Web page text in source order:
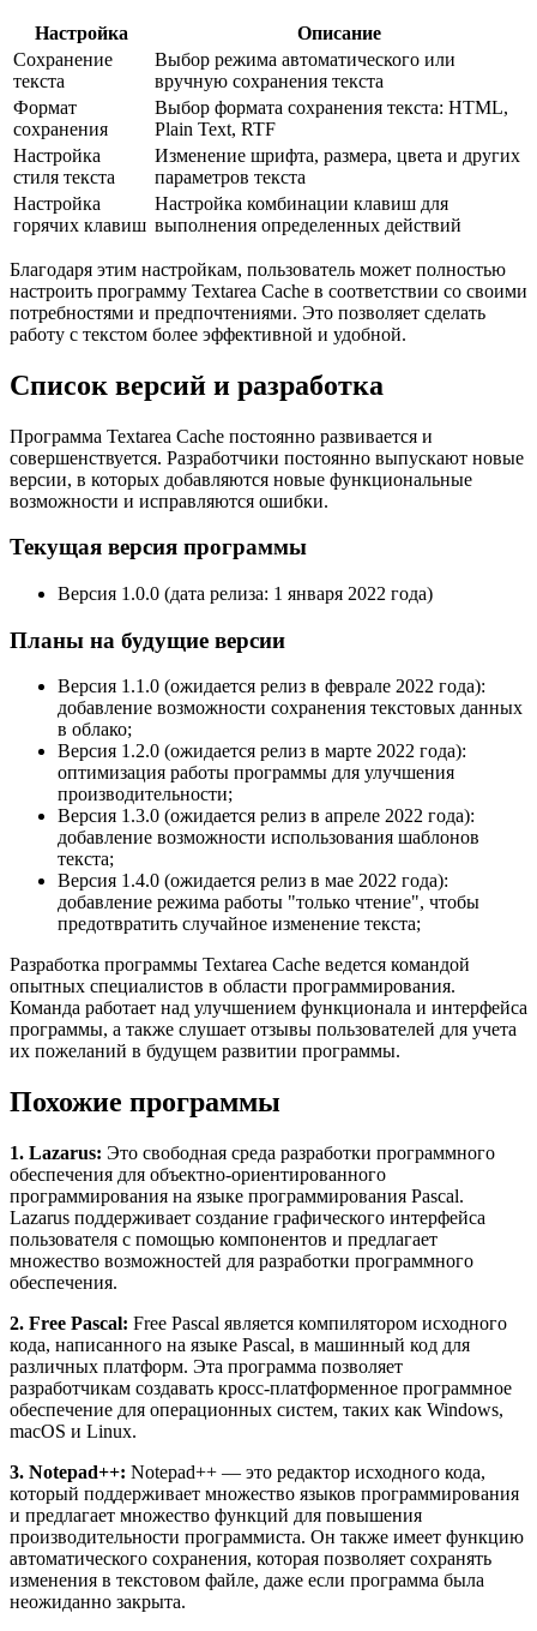
Настройка
Описание
Сохранение
текста
Выбор режима автоматического или
вручную сохранения текста
Формат
сохранения
Выбор формата сохранения текста: HTML,
Plain Text, RTF
Настройка
стиля текста
Изменение шрифта, размера, цвета и других
параметров текста
Настройка
горячих клавиш
Настройка комбинации клавиш для
выполнения определенных действий
Благодаря этим настройкам, пользователь может полностью
настроить программу Textarea Cache в соответствии со своими
потребностями и предпочтениями. Это позволяет сделать
работу с текстом более эффективной и удобной.
Список версий и разработка
Программа Textarea Cache постоянно развивается и
совершенствуется. Разработчики постоянно выпускают новые
версии, в которых добавляются новые функциональные
возможности и исправляются ошибки.
Текущая версия программы
Версия 1.0.0 (дата релиза: 1 января 2022 года)
Планы на будущие версии
Версия 1.1.0 (ожидается релиз в феврале 2022 года):
добавление возможности сохранения текстовых данных
в облако;
Версия 1.2.0 (ожидается релиз в марте 2022 года):
оптимизация работы программы для улучшения
производительности;
Версия 1.3.0 (ожидается релиз в апреле 2022 года):
добавление возможности использования шаблонов
текста;
Версия 1.4.0 (ожидается релиз в мае 2022 года):
добавление режима работы "только чтение", чтобы
предотвратить случайное изменение текста;
Разработка программы Textarea Cache ведется командой
опытных специалистов в области программирования.
Команда работает над улучшением функционала и интерфейса
программы, а также слушает отзывы пользователей для учета
их пожеланий в будущем развитии программы.
Похожие программы
1. Lazarus: Это свободная среда разработки программного
обеспечения для объектно-ориентированного
программирования на языке программирования Pascal.
Lazarus поддерживает создание графического интерфейса
пользователя с помощью компонентов и предлагает
множество возможностей для разработки программного
обеспечения.
2. Free Pascal: Free Pascal является компилятором исходного
кода, написанного на языке Pascal, в машинный код для
различных платформ. Эта программа позволяет
разработчикам создавать кросс-платформенное программное
обеспечение для операционных систем, таких как Windows,
macOS и Linux.
3. Notepad++: Notepad++ — это редактор исходного кода,
который поддерживает множество языков программирования
и предлагает множество функций для повышения
производительности программиста. Он также имеет функцию
автоматического сохранения, которая позволяет сохранять
изменения в текстовом файле, даже если программа была
неожиданно закрыта.